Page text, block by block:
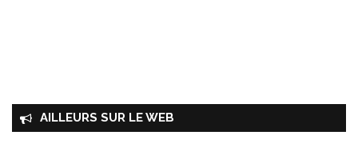
AILLEURS SUR LE WEB